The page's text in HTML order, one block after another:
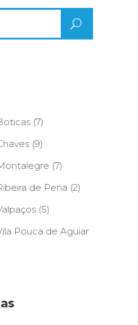
(7)
(9)
(7)
de Pena (2)
(5)
Pouca de Aguiar